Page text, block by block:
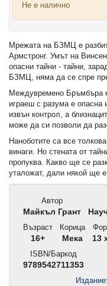
Не е налично
Мрежата на БЗМЦ е
Армстронг. Умът на
опасни тайни - тайни,
БЗМЦ, няма да се спре
Междувремено Бръмбъра
играеш с разума е опасна
извън контрол, а
може да си позволи да
Наноботите са все
винаги. Но стената от
пропуква. Какво ще се
уталожат, дали някой ще
Автор
Майкъл Грант
Възраст
16+
Корица
Мека
13
ISBN/Баркод
9789542711353